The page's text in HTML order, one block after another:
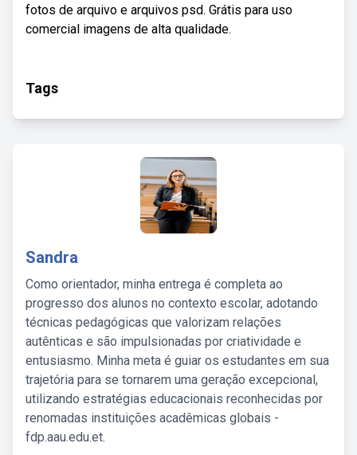
fotos de arquivo e arquivos psd. Grátis para uso
comercial imagens de alta qualidade.
Tags
Sandra
Como orientador, minha entrega é completa ao
progresso dos alunos no contexto escolar, adotando
técnicas pedagógicas que valorizam relações
autênticas e são impulsionadas por criatividade e
entusiasmo. Minha meta é guiar os estudantes em sua
trajetória para se tornarem uma geração excepcional,
utilizando estratégias educacionais reconhecidas por
renomadas instituições acadêmicas globais -
fdp.aau.edu.et.